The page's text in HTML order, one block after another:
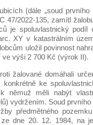
(dále „soud prvního
47/2022-135, zamítl
je spoluvlastnický podíl
XY v katastrálním
uložil povinnost
výši 2 700 Kč (výrok II).
žalované domáhali
konkrétně ke
němuž měli nabýt
vydržením. Soud
předmětného
dne 20. 12. 1984, na